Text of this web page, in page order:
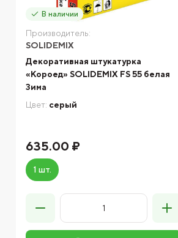
В наличии
Производитель:
SOLIDEMIX
Декоративная штукатурка
«Короед» SOLIDEMIX FS 55 белая
Зима
Цвет: серый
635.00 ₽
1 шт.